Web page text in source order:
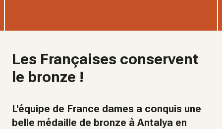
Les Françaises conservent
le bronze !
L'équipe de France dames a conquis une
belle médaille de bronze à Antalya en